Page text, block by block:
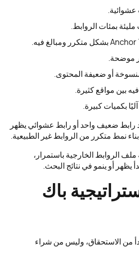
عشوائية.
بمئات الروابط.
موضحة.
أو ضعيفة المحتوى.
بين مواقع كثيرة.
بكميات كبيرة.
ضعيف واحد أو رابط عشوائي يظهر
نمط متكرر من الروابط غير الطبيعية.
الروابط الخارجية باستمرار،
أو ينمو في نتائج البحث.
باك
من الاستحقاق، وليس من شراء